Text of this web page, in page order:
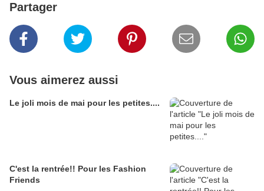
Partager
Vous aimerez aussi
Le joli mois de mai pour les petites....
C'est la rentrée!! Pour les Fashion
Friends